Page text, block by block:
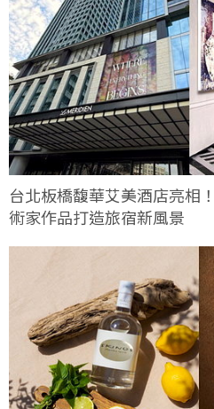
台北板橋馥華艾美酒店亮相
術家作品打造旅宿新風景